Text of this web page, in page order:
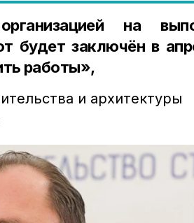
на
будет заключён в
работы»,
и архитектуры